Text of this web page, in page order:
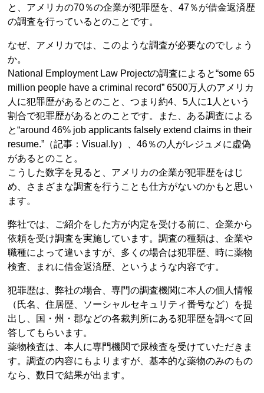
と、アメリカの70％の企業が犯罪歴を、47％が借金返済歴
の調査を行っているとのことです。
なぜ、アメリカでは、このような調査が必要なのでしょう
か。
National Employment Law Projectの調査によると“some 65
million people have a criminal record” 6500万人のアメリカ
人に犯罪歴があるとのこと、つまり約4、5人に1人という
割合で犯罪歴があるとのことです。また、ある調査による
と“around 46% job applicants falsely extend claims in their
resume.”（記事：Visual.ly）、46％の人がレジュメに虚偽
があるとのこと。
こうした数字を見ると、アメリカの企業が犯罪歴をはじ
め、さまざまな調査を行うことも仕方がないのかもと思い
ます。
弊社では、ご紹介をした方が内定を受ける前に、企業から
依頼を受け調査を実施しています。調査の種類は、企業や
職種によって違いますが、多くの場合は犯罪歴、時に薬物
検査、まれに借金返済歴、というような内容です。
犯罪歴は、弊社の場合、専門の調査機関に本人の個人情報
（氏名、住居歴、ソーシャルセキュリティ番号など）を提
出し、国・州・郡などの各裁判所にある犯罪歴を調べて回
答してもらいます。
薬物検査は、本人に専門機関で尿検査を受けていただきま
す。調査の内容にもよりますが、基本的な薬物のみのもの
なら、数日で結果が出ます。